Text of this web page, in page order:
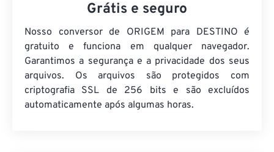
Grátis e seguro
Nosso conversor de ORIGEM para DESTINO é
gratuito e funciona em qualquer navegador.
Garantimos a segurança e a privacidade dos seus
arquivos. Os arquivos são protegidos com
criptografia SSL de 256 bits e são excluídos
automaticamente após algumas horas.